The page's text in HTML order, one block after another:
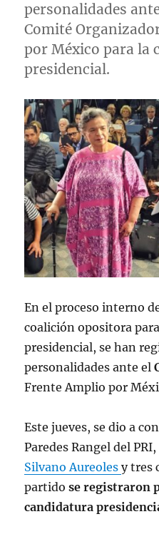
personalidades
Comité
por México para la
presidencial.
En el proceso interno
coalición opositora
presidencial, se han
personalidades ante el
Frente Amplio por
Este jueves, se dio a
Paredes Rangel del
Silvano Aureolesy tres
partidose registraron
candidatura